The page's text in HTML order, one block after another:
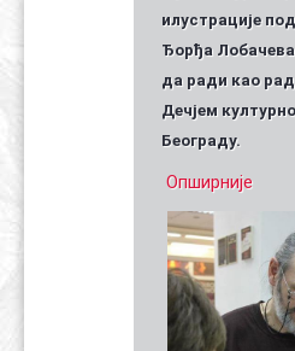
илустрације
Ђорђа
да ради као
Дечјем
Београду.
Опширније